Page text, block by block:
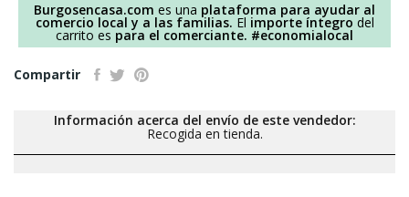
Burgosencasa.com es una plataforma para ayudar al
comercio local y a las familias. El importe íntegro del
carrito es para el comerciante. #economialocal
Compartir
Información acerca del envío de este vendedor:
Recogida en tienda.